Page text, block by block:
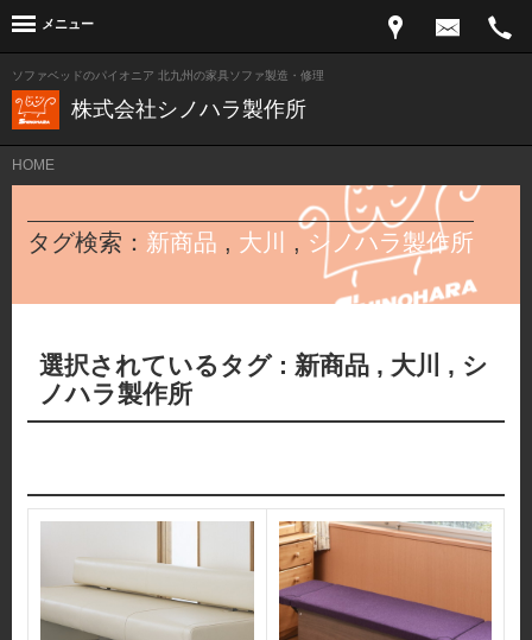
株式会社シノハラ製作所
ソファベッドのパイオニア 北九州の家具ソファ製造・修理
メニュー
HOME
タグ検索： 新商品 , 大川 , シノハラ製作所
選択されているタグ : 新商品, 大川 , シ
ノハラ製作所